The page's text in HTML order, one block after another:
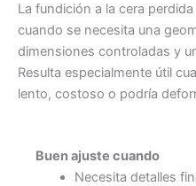
La fundición a la cera
cuando se necesita una
dimensiones controladas y
Resulta especialmente útil
lento, costoso o podría
Buen ajuste cuando
Necesita detalles